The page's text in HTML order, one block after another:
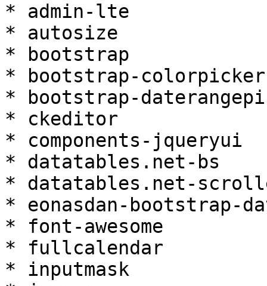
* admin-lte
* autosize
* bootstrap
* bootstrap-colorpicker
* bootstrap-
* ckeditor
* components-jqueryui
* datatables.net-bs
* datatables.net-
* eonasdan-bootstrap-
* font-awesome
* fullcalendar
* inputmask